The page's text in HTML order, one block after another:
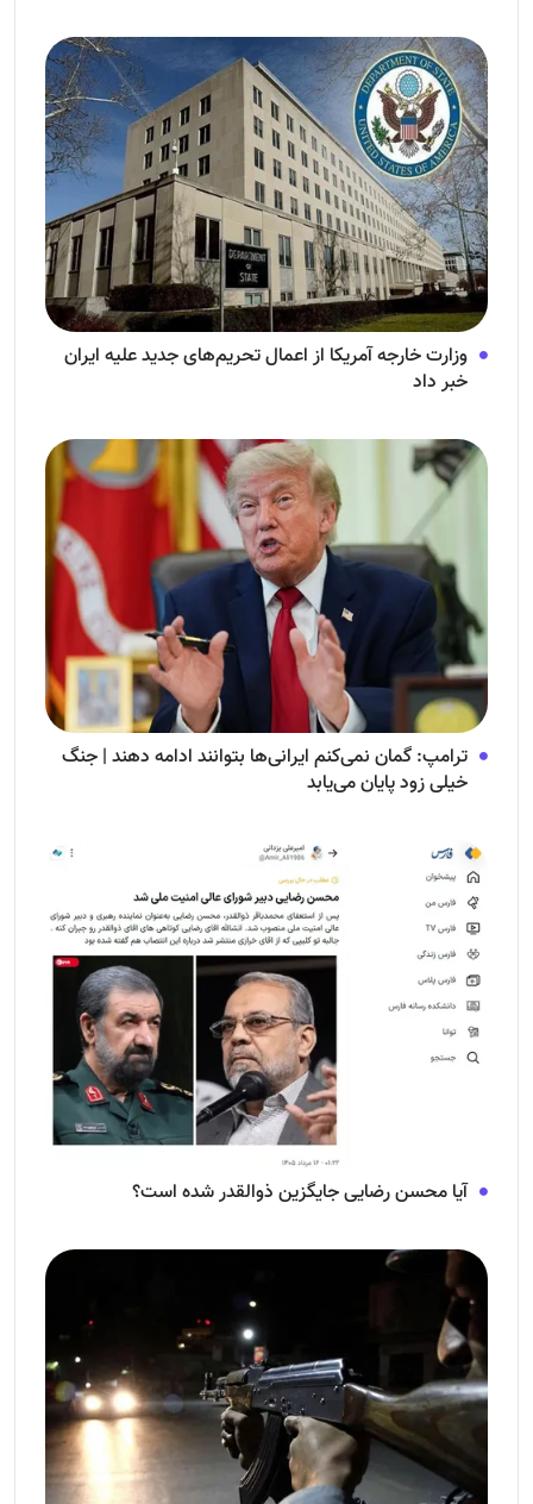
وزارت خارجه آمریکا از اعمال تحریم‌های جدید علیه ایران
خبر داد
ترامپ: گمان نمی‌کنم ایرانی‌ها بتوانند ادامه دهند | جنگ
خیلی زود پایان می‌یابد
آیا محسن رضایی جایگزین ذوالقدر شده است؟